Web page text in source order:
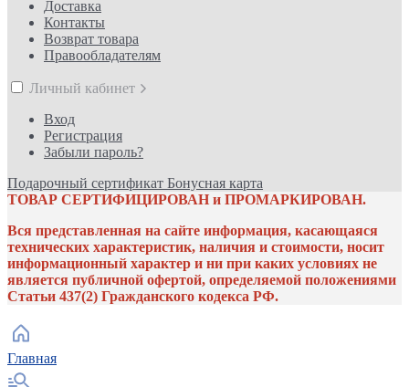
Доставка
Контакты
Возврат товара
Правообладателям
Личный кабинет
Вход
Регистрация
Забыли пароль?
Подарочный сертификат Бонусная карта
ТОВАР СЕРТИФИЦИРОВАН и ПРОМАРКИРОВАН.
Вся представленная на сайте информация, касающаяся
технических характеристик, наличия и стоимости, носит
информационный характер и ни при каких условиях не
является публичной офертой, определяемой положениями
Статьи 437(2) Гражданского кодекса РФ.
Главная